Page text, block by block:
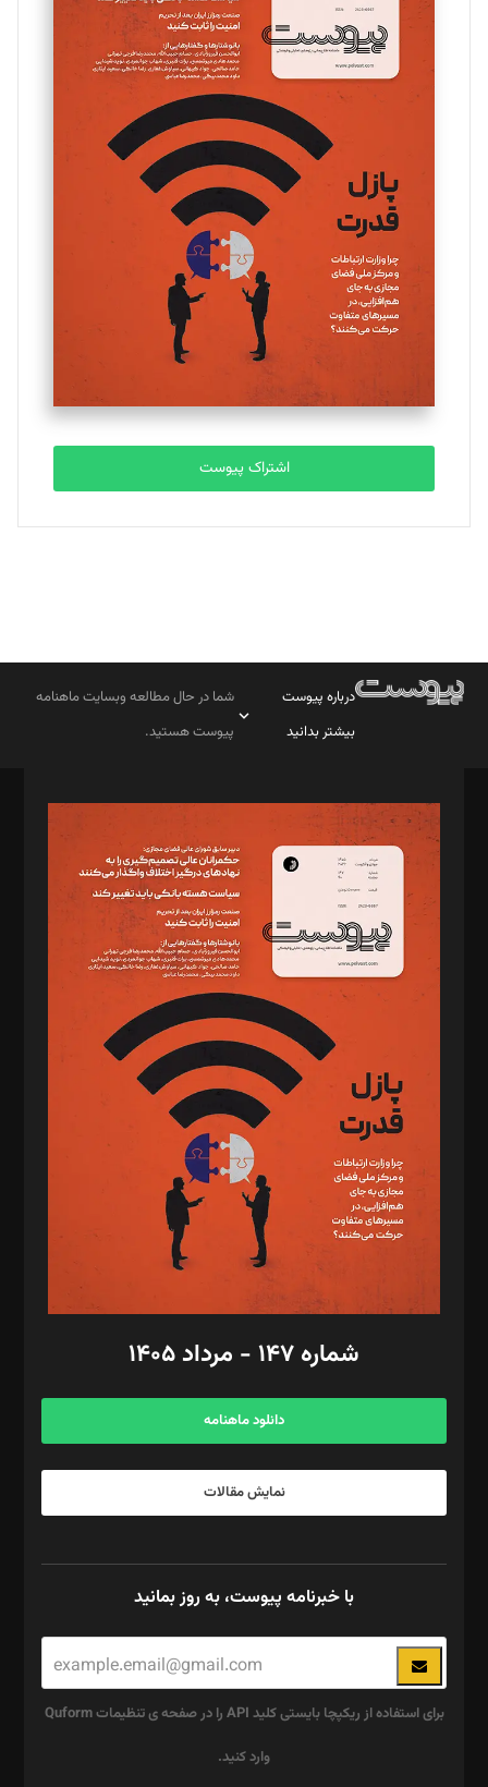
اشتراک پیوست
درباره پیوست
بیشتر بدانید
شما در حال مطالعه وبسایت ماهنامه
پیوست هستید.
مدیر مسئول: محمدباقر اثنی‌عشری
سردبیر: مهرک محمودی
دبیر تحریریه: میثم قاسمی
د‌بیر ناداستان: سمانه سمیع
د‌بیر خدمت و تجارت: ابوالفضل رجبی
د‌بیر حقوق فناوری: حسام‌الدین ایپکچی
د‌بیر پیوست جهان: مینا پاکدل
د‌بیر تحریریه آنلاین: بابک نقاش
تحریریه‌: مجتبی محمود‌ی، آرش برهمند، یسنا امان‌پور، سروش کرمیان،
مصطفی مسجدی آرانی، ابوالفضل رجبی، زهرا فکرانه، فائزه فتحی
رستمی،مصطفی باستان
ویرایش: نگار استاد‌‌آقا
طراح یونیفرم: مجید توکلی
فیلمبرداری و عکاسی: امیر شفیعی، مانی لطفی زاده
گرافیک و صفحه‌آرایی: سید‌سبحان‌علی ثابت
مد‌یر توسعه تجاری: کامبیز برید‌
امور مالی: شاپور رهبری، محمد‌ کاظمی‌نیا
آگهی و مشترکین: ۰۹۱۹۹۹۹۰۴۵۴
شماره ۱۴۷ - مرداد ۱۴۰۵
دانلود ماهنامه
نمایش مقالات
با خبرنامه پیوست، به روز بمانید
برای استفاده از ریکپچا بایستی کلید API را در صفحه ی تنظیمات Quform
وارد کنید.